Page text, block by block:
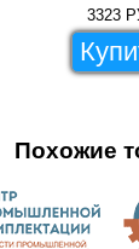
3323
Похожие